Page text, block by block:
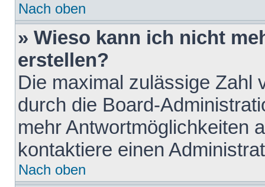
Nach oben
» Wieso kann ich nicht
erstellen?
Die maximal zulässige Zahl
durch die Board-
mehr Antwortmöglichkeiten
kontaktiere einen
Nach oben